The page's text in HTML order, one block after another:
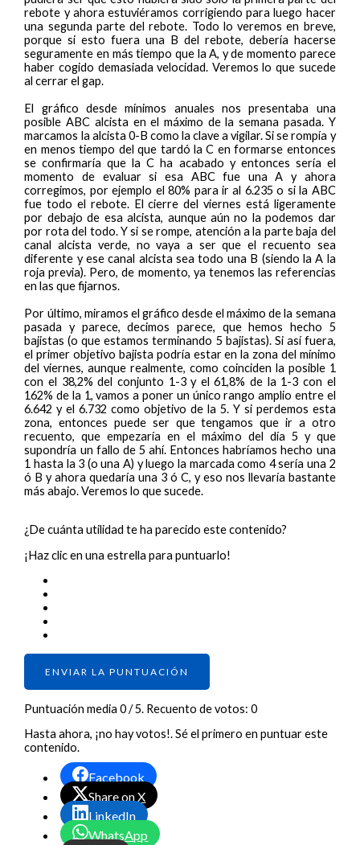
rebote y ahora estuviéramos corrigiendo para luego hacer
una segunda parte del rebote. Todo lo veremos en breve,
porque si esto fuera una B del rebote, debería hacerse
seguramente en más tiempo que la A, y de momento parece
haber cogido demasiada velocidad. Veremos lo que sucede
al cerrar el gap.
El gráfico desde mínimos anuales nos presentaba una
posible ABC alcista en el máximo de la semana pasada. Y
marcamos la alcista 0-B como la clave a vigilar. Si se rompía y
en menos tiempo del que tardó la C en formarse entonces
se confirmaría que la C ha acabado y entonces sería el
momento de evaluar si esa ABC fue una A y ahora
corregimos, por ejemplo el 80% para ir al 6.235 o si la ABC
fue todo el rebote. El cierre del viernes está ligeramente
por debajo de esa alcista, aunque aún no la podemos dar
por rota del todo. Y si se rompe, atención a la parte baja del
canal alcista verde, no vaya a ser que el recuento sea
diferente y ese canal alcista sea todo una B (siendo la A la
roja previa). Pero, de momento, ya tenemos las referencias
en las que fijarnos.
Por último, miramos el gráfico desde el máximo de la semana
pasada y parece, decimos parece, que hemos hecho 5
bajistas (o que estamos terminando 5 bajistas). Si así fuera,
el primer objetivo bajista podría estar en la zona del mínimo
del viernes, aunque realmente, como coinciden la posible 1
con el 38,2% del conjunto 1-3 y el 61,8% de la 1-3 con el
162% de la 1, vamos a poner un único rango amplio entre el
6.642 y el 6.732 como objetivo de la 5. Y si perdemos esta
zona, entonces puede ser que tengamos que ir a otro
recuento, que empezaría en el máximo del día 5 y que
supondría un fallo de 5 ahí. Entonces habríamos hecho una
1 hasta la 3 (o una A) y luego la marcada como 4 sería una 2
ó B y ahora quedaría una 3 ó C, y eso nos llevaría bastante
más abajo. Veremos lo que sucede.
¿De cuánta utilidad te ha parecido este contenido?
¡Haz clic en una estrella para puntuarlo!
ENVIAR LA PUNTUACIÓN
Puntuación media0/ 5. Recuento de votos:0
Hasta ahora, ¡no hay votos!. Sé el primero en puntuar este
contenido.
Facebook
Share on X
LinkedIn
WhatsApp